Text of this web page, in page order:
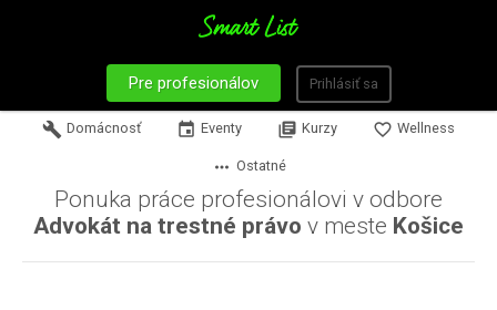
Pre profesionálov Prihlásiť sa
build Domácnosť event Eventy library_books Kurzy favorite_border Wellness
more_horiz Ostatné
Ponuka práce profesionálovi v odbore
Advokát na trestné právo v meste Košice